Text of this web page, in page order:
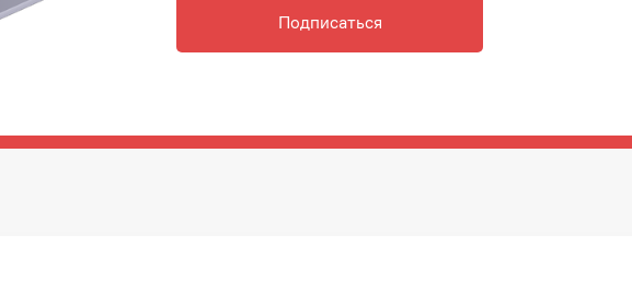
Подписаться